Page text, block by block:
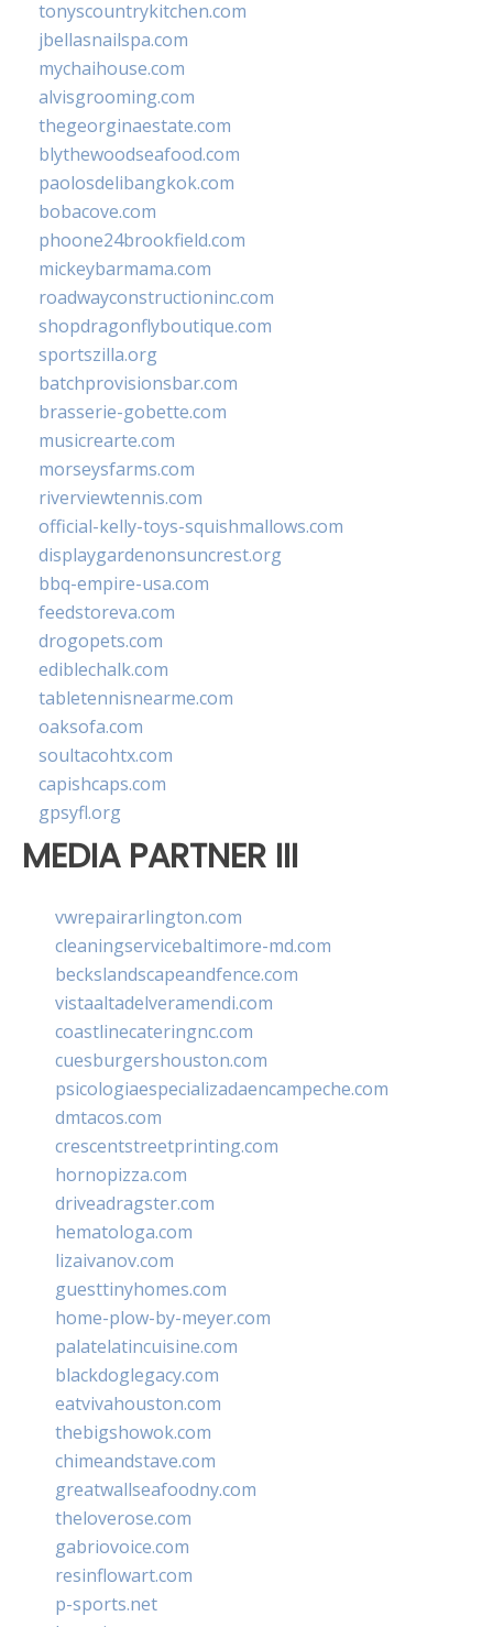
tonyscountrykitchen.com
jbellasnailspa.com
mychaihouse.com
alvisgrooming.com
thegeorginaestate.com
blythewoodseafood.com
paolosdelibangkok.com
bobacove.com
phoone24brookfield.com
mickeybarmama.com
roadwayconstructioninc.com
shopdragonflyboutique.com
sportszilla.org
batchprovisionsbar.com
brasserie-gobette.com
musicrearte.com
morseysfarms.com
riverviewtennis.com
official-kelly-toys-squishmallows.com
displaygardenonsuncrest.org
bbq-empire-usa.com
feedstoreva.com
drogopets.com
ediblechalk.com
tabletennisnearme.com
oaksofa.com
soultacohtx.com
capishcaps.com
gpsyfl.org
MEDIA PARTNER III
vwrepairarlington.com
cleaningservicebaltimore-md.com
beckslandscapeandfence.com
vistaaltadelveramendi.com
coastlinecateringnc.com
cuesburgershouston.com
psicologiaespecializadaencampeche.com
dmtacos.com
crescentstreetprinting.com
hornopizza.com
driveadragster.com
hematologa.com
lizaivanov.com
guesttinyhomes.com
home-plow-by-meyer.com
palatelatincuisine.com
blackdoglegacy.com
eatvivahouston.com
thebigshowok.com
chimeandstave.com
greatwallseafoodny.com
theloverose.com
gabriovoice.com
resinflowart.com
p-sports.net